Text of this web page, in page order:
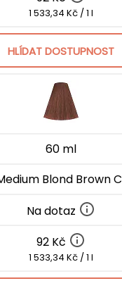
1 533,34 Kč / 1 l
HLÍDAT DOSTUPNOST
60 ml
Blond Brown
Na dotaz
92 Kč
1 533,34 Kč / 1 l